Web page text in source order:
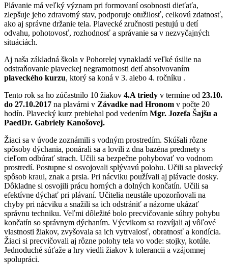
Plávanie má veľký význam pri formovaní osobnosti dieťaťa,
zlepšuje jeho zdravotný stav, podporuje otužilosť, celkovú zdatnosť,
ako aj správne držanie tela. Plavecké zručnosti pestujú u detí
odvahu, pohotovosť, rozhodnosť a správanie sa v nezvyčajných
situáciách.
Aj naša základná škola v Pohorelej vynakladá veľké úsilie na
odstraňovanie plaveckej negramotnosti detí absolvovaním
plaveckého kurzu, ktorý sa koná v 3. alebo 4. ročníku .
Tento rok sa ho zúčastnilo 10 žiakov 4.A triedy v termíne od 23.10.
do 27.10.2017 na plavárni v Závadke nad Hronom v počte 20
hodín. Plavecký kurz prebiehal pod vedením Mgr. Jozefa Šajšu a
PaedDr. Gabriely Kanošovej.
Žiaci sa v úvode zoznámili s vodným prostredím. Skúšali rôzne
spôsoby dýchania, ponárali sa a lovili z dna bazéna predmety s
cieľom odbúrať strach. Učili sa bezpečne pohybovať vo vodnom
prostredí. Postupne si osvojovali splývavú polohu. Učili sa plavecký
spôsob kraul, znak a prsia. Pri nácviku používali aj plávacie dosky.
Dôkladne si osvojili prácu horných a dolných končatín. Učili sa
efektívne dýchať pri plávaní. Učitelia neustále upozorňovali na
chyby pri nácviku a snažili sa ich odstrániť a názorne ukázať
správnu techniku. Veľmi dôležité bolo precvičovanie súhry pohybu
končatín so správnym dýchaním. Výcvikom sa rozvíjali aj vôľové
vlastnosti žiakov, zvyšovala sa ich vytrvalosť, obratnosť a kondícia.
Žiaci si precvičovali aj rôzne polohy tela vo vode: stojky, kotúle.
Jednoduché súťaže a hry viedli žiakov k tolerancii a vzájomnej
spolupráci.